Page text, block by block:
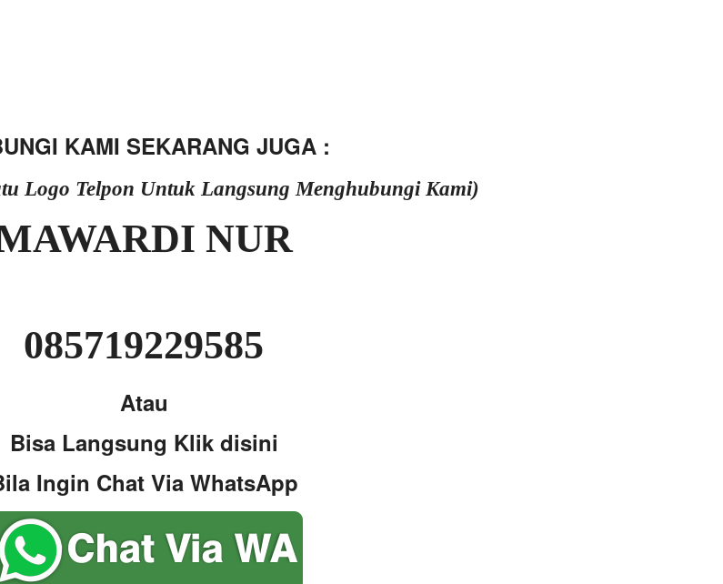
KAMI SEKARANG JUGA :
Logo Telpon Untuk Langsung Menghubungi Kami)
NUR
085719229585
Atau
Bisa Langsung Klik disini
Ingin Chat Via WhatsApp